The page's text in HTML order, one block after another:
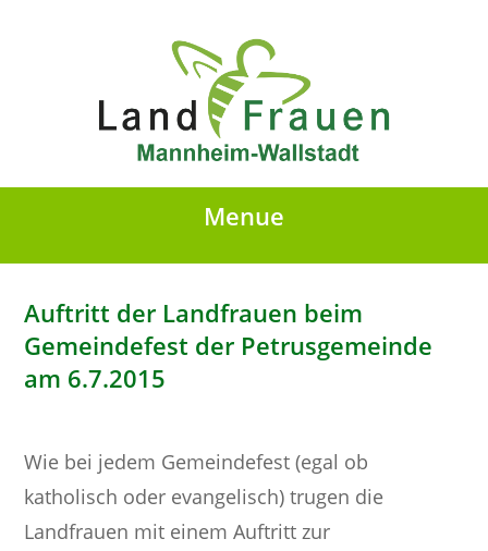
Menue
Auftritt der Landfrauen beim
Gemeindefest der Petrusgemeinde
am 6.7.2015
Wie bei jedem Gemeindefest (egal ob
katholisch oder evangelisch) trugen die
Landfrauen mit einem Auftritt zur